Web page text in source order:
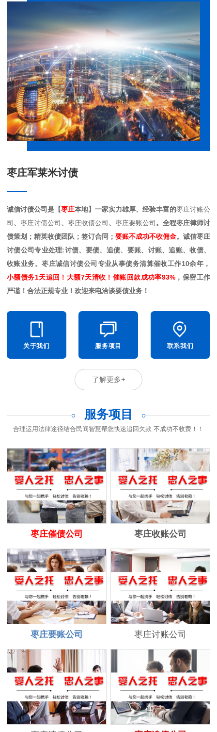
枣庄军莱米讨债
诚信讨债公司是【枣庄本地】一家实力雄厚、经验丰富的枣庄讨账公
司 、 枣庄讨债公司 、 枣庄收债公司 、 枣庄要账公司 。全程枣庄律师讨
债策划；精英收债团队；签订合同； 要账不成功不收佣金。诚信枣庄
讨债公司专业处理:讨债、要债、追债、要账、讨账、追账、收债、
收账业务。枣庄诚信讨债公司专业从事债务清算催收工作10余年，
小额债务1天追回！大额7天清收！催账回款成功率93%，保密工作
严谨！合法正规专业！欢迎来电洽谈要债业务！
关于我们 服务项目 联系我们
了解更多+
服务项目
合理运用法律途径结合民间智慧帮您快速追回欠款 不成功不收费！！
枣庄催债公司 枣庄收账公司
枣庄要账公司 枣庄讨账公司